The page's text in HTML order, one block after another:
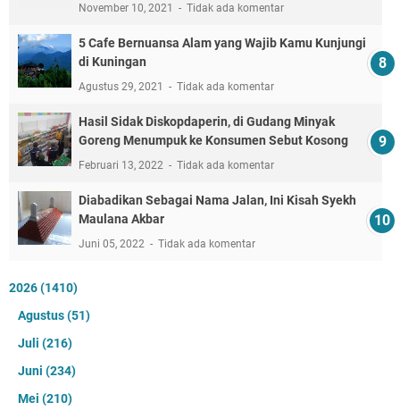
Bacaan Wirdul-Latif Lengkap Tulisan Arab dan
Jalan Lingkar Timur Kuningan Mulai Makan Korban
10 Rekomendasi Mie Bakso Terenak di Kuningan,
Dijamin Nagih!
September 02, 2021 Tidak ada komentar
Kecewa Menjadi Bahagia